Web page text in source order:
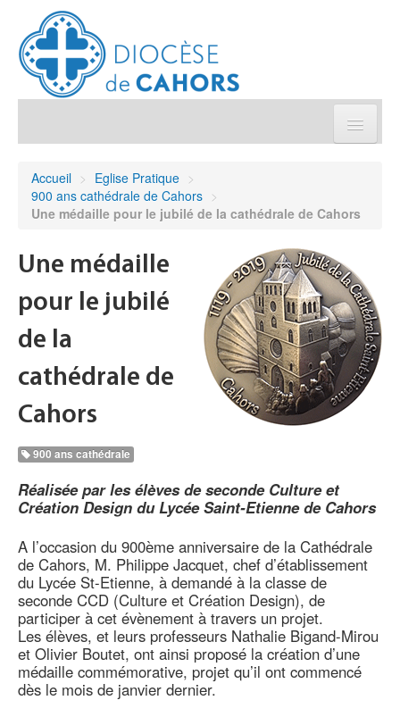
Démarches et sacrements
Sanctuaires & Pélerinages
Agenda diocésain
Je donne
Accueil > Eglise Pratique >
900 ans cathédrale de Cahors >
Une médaille pour le jubilé de la cathédrale de Cahors
Une médaille
pour le jubilé
de la
cathédrale de
Cahors
900 ans cathédrale
Réalisée par les élèves de seconde Culture et
Création Design du Lycée Saint-Etienne de Cahors
A l’occasion du 900ème anniversaire de la Cathédrale
de Cahors, M. Philippe Jacquet, chef d’établissement
du Lycée St-Etienne, à demandé à la classe de
seconde CCD (Culture et Création Design), de
participer à cet évènement à travers un projet.
Les élèves, et leurs professeurs Nathalie Bigand-Mirou
et Olivier Boutet, ont ainsi proposé la création d’une
médaille commémorative, projet qu’il ont commencé
dès le mois de janvier dernier.